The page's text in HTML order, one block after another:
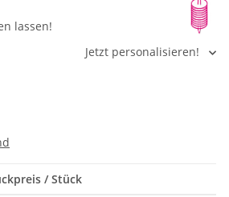
lassen!
Jetzt personalisieren!
/ Stück